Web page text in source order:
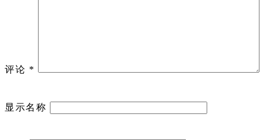
评论 *
显示名称